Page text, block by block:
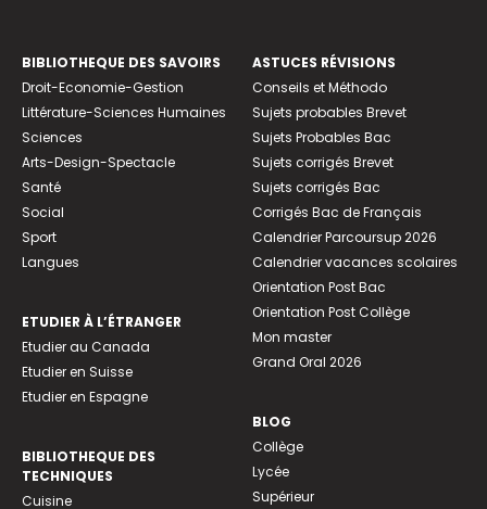
BIBLIOTHEQUE DES SAVOIRS
Droit-Economie-Gestion
Littérature-Sciences Humaines
Sciences
Arts-Design-Spectacle
Santé
Social
Sport
Langues
ETUDIER À L’ÉTRANGER
Etudier au Canada
Etudier en Suisse
Etudier en Espagne
BIBLIOTHEQUE DES
TECHNIQUES
Cuisine
ASTUCES RÉVISIONS
Conseils et Méthodo
Sujets probables Brevet
Sujets Probables Bac
Sujets corrigés Brevet
Sujets corrigés Bac
Corrigés Bac de Français
Calendrier Parcoursup 2026
Calendrier vacances scolaires
Orientation Post Bac
Orientation Post Collège
Mon master
Grand Oral 2026
BLOG
Collège
Lycée
Supérieur